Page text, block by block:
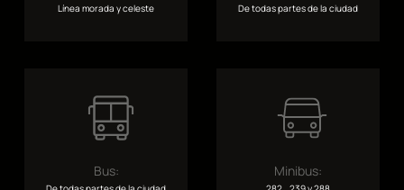
Línea morada y celeste De todas partes de la ciudad
Bus: Minibus: